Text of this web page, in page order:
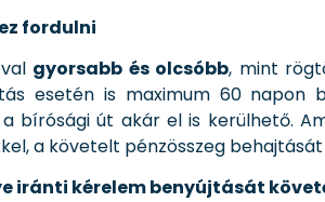
fordulni
gyorsabb és olcsóbb, mint
esetén is maximum 60 napon
bírósági út akár el is kerülhető.
a követelt pénzösszeg
iránti kérelem benyújtását